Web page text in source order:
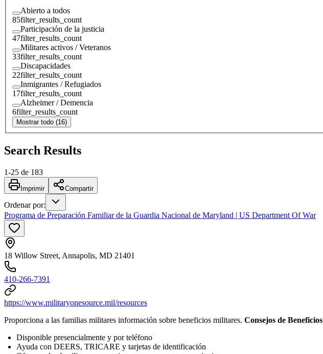
Abierto a todos
85filter_results_count
Participación de la justicia
47filter_results_count
Militares activos / Veteranos
33filter_results_count
Discapacidades
22filter_results_count
Inmigrantes / Refugiados
17filter_results_count
Alzheimer / Demencia
6filter_results_count
Mostrar todo (16)
Search Results
1-25 de 183
Imprimir Compartir
Ordenar por:
Programa de Preparación Familiar de la Guardia Nacional de Maryland | US Department Of War
18 Willow Street, Annapolis, MD 21401
410-266-7391
https://www.militaryonesource.mil/resources
Proporciona a las familias militares información sobre beneficios militares. Consejos de Beneficios
Disponible presencialmente y por teléfono
Ayuda con DEERS, TRICARE y tarjetas de identificación